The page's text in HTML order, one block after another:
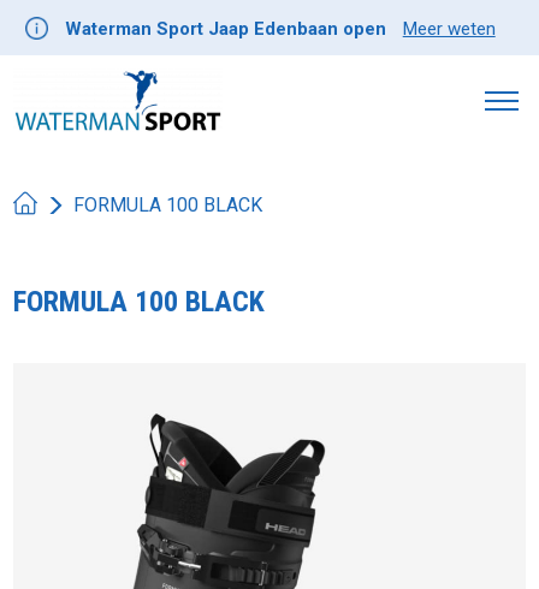
Waterman Sport Jaap Edenbaan open Meer weten
FORMULA 100 BLACK
FORMULA 100 BLACK